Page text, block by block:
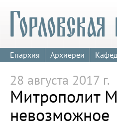
Епархия Архиереи
28 августа 2017 г.
Митрополит
невозможное